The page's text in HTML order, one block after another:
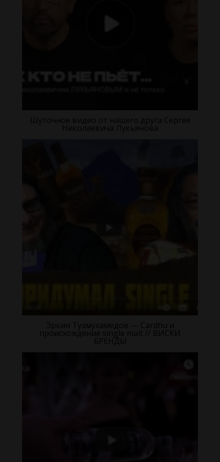
Шуточное видео от нашего друга Сергея
Николаевича Лукьянова
Эркин Тузмухамедов — Cardhu и
происхождение single malt // ВИСКИ
БРЕНДЫ